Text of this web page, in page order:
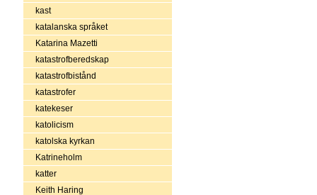
kast
katalanska språket
Katarina Mazetti
katastrofberedskap
katastrofbistånd
katastrofer
katekeser
katolicism
katolska kyrkan
Katrineholm
katter
Keith Haring